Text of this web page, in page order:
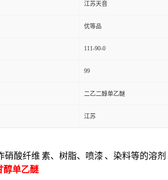
江苏天音
优等品
111-90-0
99
二乙二醇单乙醚
江苏
硝酸纤维 素、树脂、 喷漆 、染料等的溶剂
醇单乙醚